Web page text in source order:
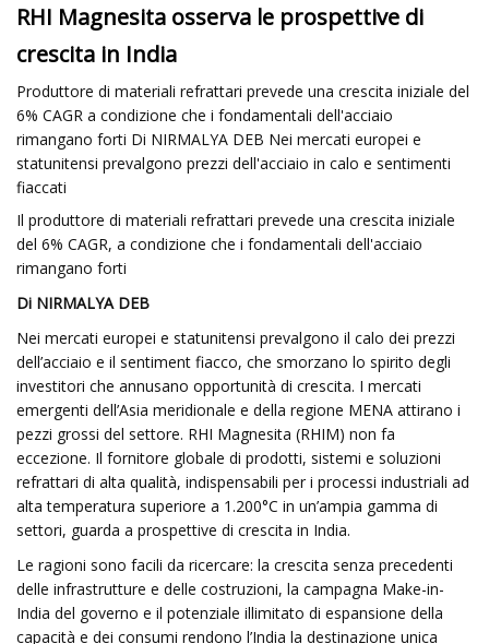
RHI Magnesita osserva le prospettive di
crescita in India
Produttore di materiali refrattari prevede una crescita iniziale del
6% CAGR a condizione che i fondamentali dell'acciaio
rimangano forti Di NIRMALYA DEB Nei mercati europei e
statunitensi prevalgono prezzi dell'acciaio in calo e sentimenti
fiaccati
Il produttore di materiali refrattari prevede una crescita iniziale
del 6% CAGR, a condizione che i fondamentali dell'acciaio
rimangano forti
Di NIRMALYA DEB
Nei mercati europei e statunitensi prevalgono il calo dei prezzi
dell’acciaio e il sentiment fiacco, che smorzano lo spirito degli
investitori che annusano opportunità di crescita. I mercati
emergenti dell’Asia meridionale e della regione MENA attirano i
pezzi grossi del settore. RHI Magnesita (RHIM) non fa
eccezione. Il fornitore globale di prodotti, sistemi e soluzioni
refrattari di alta qualità, indispensabili per i processi industriali ad
alta temperatura superiore a 1.200°C in un’ampia gamma di
settori, guarda a prospettive di crescita in India.
Le ragioni sono facili da ricercare: la crescita senza precedenti
delle infrastrutture e delle costruzioni, la campagna Make-in-
India del governo e il potenziale illimitato di espansione della
capacità e dei consumi rendono l’India la destinazione unica